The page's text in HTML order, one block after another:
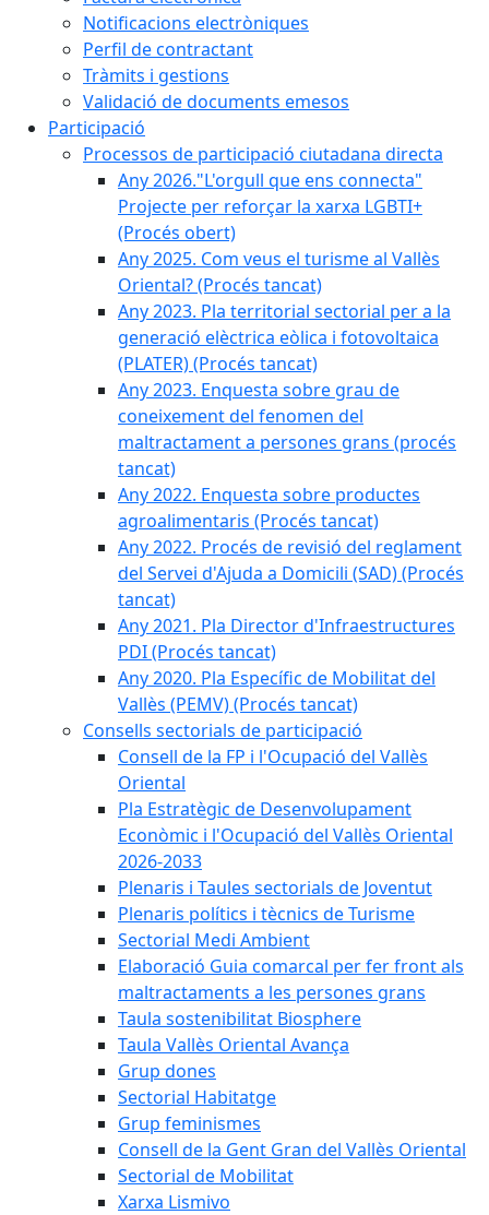
Notificacions electròniques
Perfil de contractant
Tràmits i gestions
Validació de documents emesos
Participació
Processos de participació ciutadana directa
Any 2026."L'orgull que ens connecta"
Projecte per reforçar la xarxa LGBTI+
(Procés obert)
Any 2025. Com veus el turisme al Vallès
Oriental? (Procés tancat)
Any 2023. Pla territorial sectorial per a la
generació elèctrica eòlica i fotovoltaica
(PLATER) (Procés tancat)
Any 2023. Enquesta sobre grau de
coneixement del fenomen del
maltractament a persones grans (procés
tancat)
Any 2022. Enquesta sobre productes
agroalimentaris (Procés tancat)
Any 2022. Procés de revisió del reglament
del Servei d'Ajuda a Domicili (SAD) (Procés
tancat)
Any 2021. Pla Director d'Infraestructures
PDI (Procés tancat)
Any 2020. Pla Específic de Mobilitat del
Vallès (PEMV) (Procés tancat)
Consells sectorials de participació
Consell de la FP i l'Ocupació del Vallès
Oriental
Pla Estratègic de Desenvolupament
Econòmic i l'Ocupació del Vallès Oriental
2026-2033
Plenaris i Taules sectorials de Joventut
Plenaris polítics i tècnics de Turisme
Sectorial Medi Ambient
Elaboració Guia comarcal per fer front als
maltractaments a les persones grans
Taula sostenibilitat Biosphere
Taula Vallès Oriental Avança
Grup dones
Sectorial Habitatge
Grup feminismes
Consell de la Gent Gran del Vallès Oriental
Sectorial de Mobilitat
Xarxa Lismivo